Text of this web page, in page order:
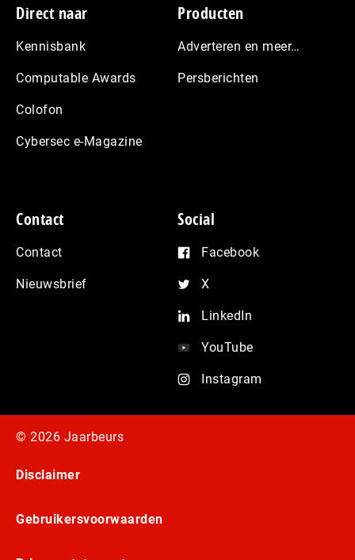
Footer
Direct naar
Kennisbank
Computable Awards
Colofon
Cybersec e-Magazine
Producten
Adverteren en meer…
Persberichten
Contact
Contact
Nieuwsbrief
Social
Facebook
X
LinkedIn
YouTube
Instagram
© 2026 Jaarbeurs
Disclaimer
Gebruikersvoorwaarden